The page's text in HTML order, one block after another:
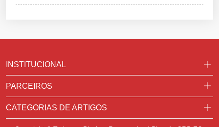
INSTITUCIONAL
PARCEIROS
CATEGORIAS DE ARTIGOS